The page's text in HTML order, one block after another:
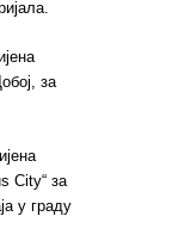
за
City“ за
у граду